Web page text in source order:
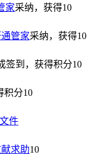
家采纳，获得10
管家采纳，获得10
签到，获得积分10
积分10
件
求助10